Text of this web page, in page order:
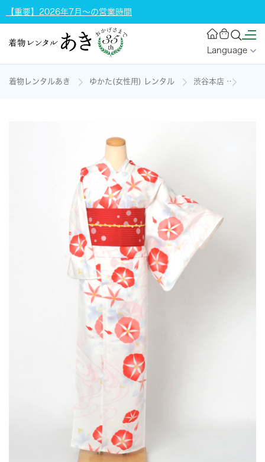
【重要】2026年7月～の営業時間
Language
着物レンタルあき ゆかた(女性用) レンタル 渋谷本店